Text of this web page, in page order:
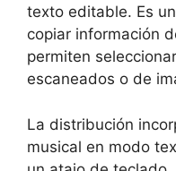
texto editable. Es
copiar información
permiten
escaneados o de
La distribución
musical en modo